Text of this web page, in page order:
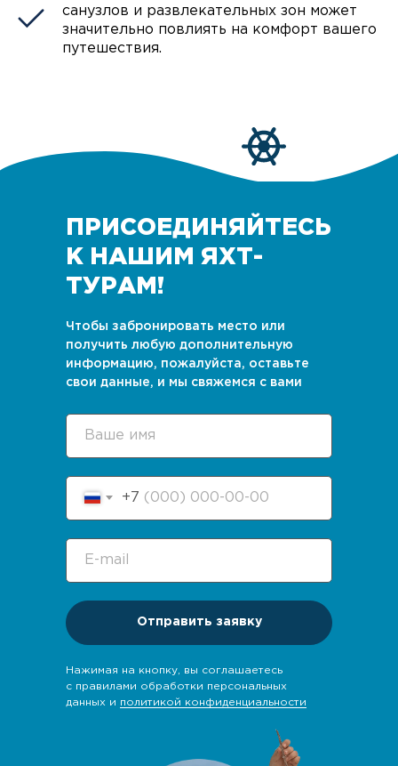
санузлов и развлекательных зон может
значительно повлиять на комфорт вашего
путешествия.
ПРИСОЕДИНЯЙТЕСЬ
К НАШИМ ЯХТ-
ТУРАМ!
Чтобы забронировать место или
получить любую дополнительную
информацию, пожалуйста, оставьте
свои данные, и мы свяжемся с вами
+7
Отправить заявку
Нажимая на кнопку, вы соглашаетесь
с правилами обработки персональных
данных и политикой конфиденциальности